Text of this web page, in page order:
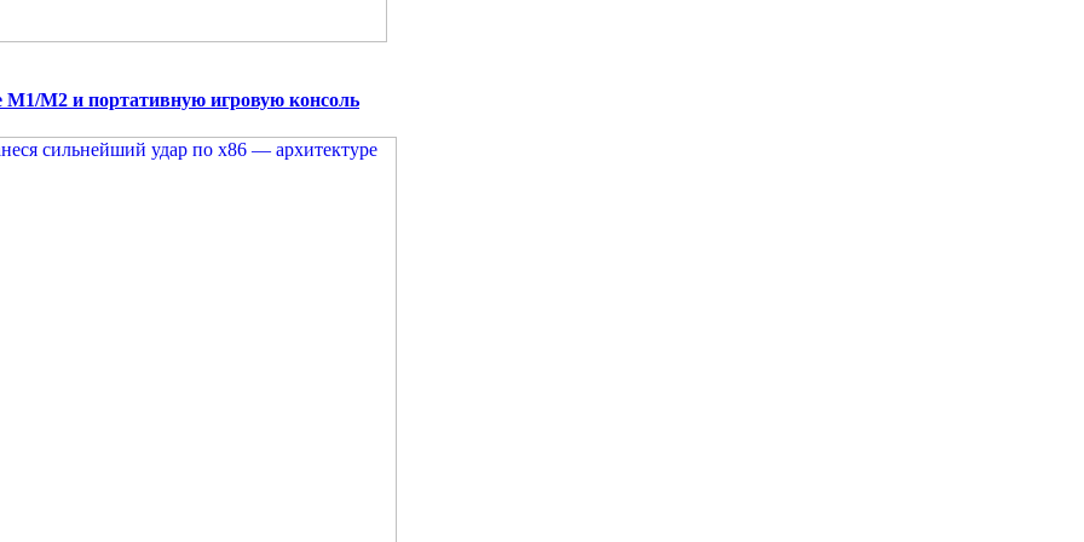
M1/M2 и портативную игровую консоль